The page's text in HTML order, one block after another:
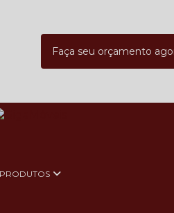
Faça seu orçamento
PRODUTOS